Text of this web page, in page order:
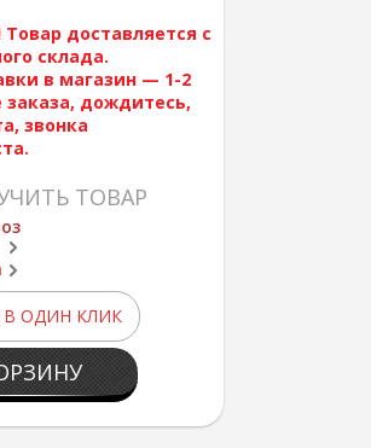
доставляется с
склада.
в магазин — 1-2
заказа, дождитесь,
звонка
ТОВАР
В ОДИН КЛИК